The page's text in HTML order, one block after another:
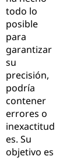
todo lo
posible
para
garantizar
su
precisión,
podría
contener
errores o
inexactitud
es. Su
objetivo es